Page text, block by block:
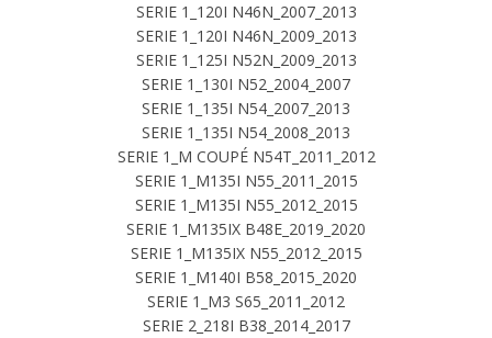
SERIE 1_120I N46N_2007_2013
SERIE 1_120I N46N_2009_2013
SERIE 1_125I N52N_2009_2013
SERIE 1_130I N52_2004_2007
SERIE 1_135I N54_2007_2013
SERIE 1_135I N54_2008_2013
SERIE 1_M COUPÉ N54T_2011_2012
SERIE 1_M135I N55_2011_2015
SERIE 1_M135I N55_2012_2015
SERIE 1_M135IX B48E_2019_2020
SERIE 1_M135IX N55_2012_2015
SERIE 1_M140I B58_2015_2020
SERIE 1_M3 S65_2011_2012
SERIE 2_218I B38_2014_2017